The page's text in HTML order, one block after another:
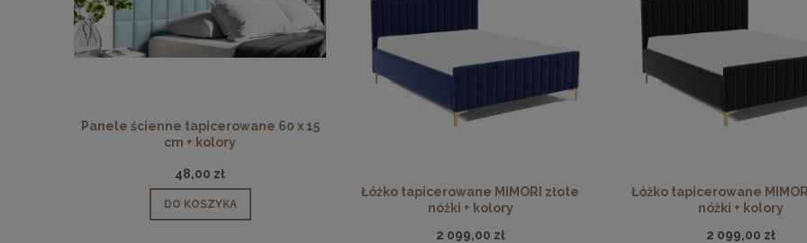
Panele ścienne tapicerowane 60 x 15
cm + kolory
48,00 zł
DO KOSZYKA
Panele ścienne tapicerowane 40 x 30
DO KOSZYKA
Panele ścienne tapicerowane 70 x
DO KOSZYKA
Łóżko tapicerowane MIMORI złote
nóżki + kolory
2 099,00 zł
Łóżko tapicerowane
nóżki + kolory
2 099,00 zł